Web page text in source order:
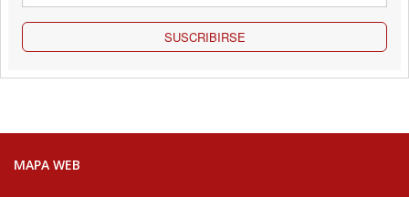
SUSCRIBIRSE
MAPA WEB